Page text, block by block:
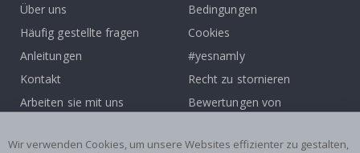
Über uns
Häufig gestellte fragen
Anleitungen
Kontakt
Arbeiten sie mit uns
Inspiration
Bedingungen
Cookies
#yesnamly
Recht zu stornieren
Bewertungen von
Wir verwenden Cookies, um unsere Websites effizienter zu gestalten,